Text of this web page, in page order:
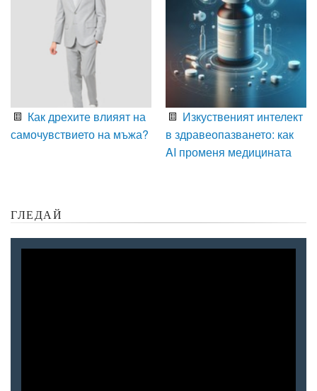
Как дрехите влияят на
самочувствието на мъжа?
Изкуственият интелект
в здравеопазването: как
AI променя медицината
ГЛЕДАЙ